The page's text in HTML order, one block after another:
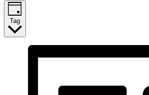
Tag